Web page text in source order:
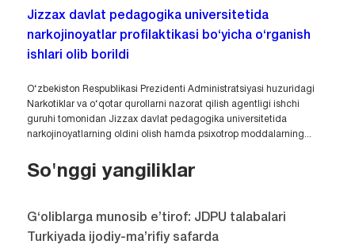
Jizzax davlat pedagogika universitetida
narkojinoyatlar profilaktikasi bo‘yicha o‘rganish
ishlari olib borildi
O‘zbekiston Respublikasi Prezidenti Administratsiyasi huzuridagi
Narkotiklar va o‘qotar qurollarni nazorat qilish agentligi ishchi
guruhi tomonidan Jizzax davlat pedagogika universitetida
narkojinoyatlarning oldini olish hamda psixotrop moddalarning...
So'nggi yangiliklar
G‘oliblarga munosib e’tirof: JDPU talabalari
Turkiyada ijodiy-ma’rifiy safarda